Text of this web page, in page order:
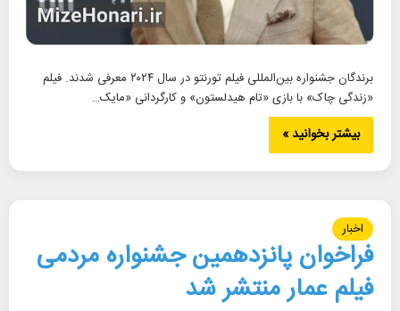
برندگان جشنواره بین‌المللی فیلم تورنتو در سال ۲۰۲۴ معرفی شدند. فیلم
«زندگی چاک» با بازی «تام هیدلستون» و کارگردانی «مایک…
بیشتر بخوانید »
اخبار
فراخوان پانزدهمین جشنواره مردمی
فیلم عمار منتشر شد